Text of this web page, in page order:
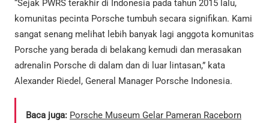
“Sejak PWRS terakhir di Indonesia pada tahun 2015 lalu,
komunitas pecinta Porsche tumbuh secara signifikan. Kami
sangat senang melihat lebih banyak lagi anggota komunitas
Porsche yang berada di belakang kemudi dan merasakan
adrenalin Porsche di dalam dan di luar lintasan,” kata
Alexander Riedel, General Manager Porsche Indonesia.
Baca juga: Porsche Museum Gelar Pameran Raceborn